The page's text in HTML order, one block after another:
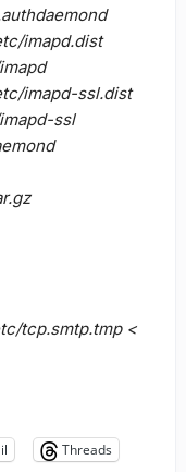
imapd.dist
imapd-ssl.dist
ssl
tcp.smtp.tmp <
Threads